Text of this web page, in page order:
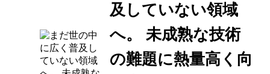
及していない領域
へ。 未成熟な技術
の難題に熱量高く向